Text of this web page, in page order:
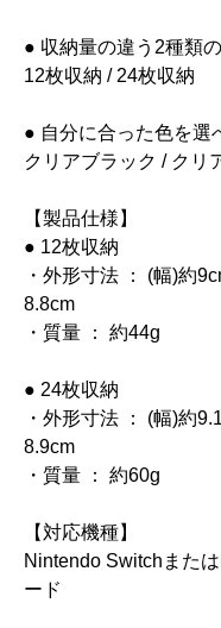
● 収納量の違う2種類
12枚収納 / 24枚収納
● 自分に合った色を選
クリアブラック / クリ
【製品仕様】
● 12枚収納
・外形寸法 ： (幅)約
8.8cm
・質量 ： 約44g
● 24枚収納
・外形寸法 ： (幅)約
8.9cm
・質量 ： 約60g
【対応機種】
Nintendo Switchまた
ード